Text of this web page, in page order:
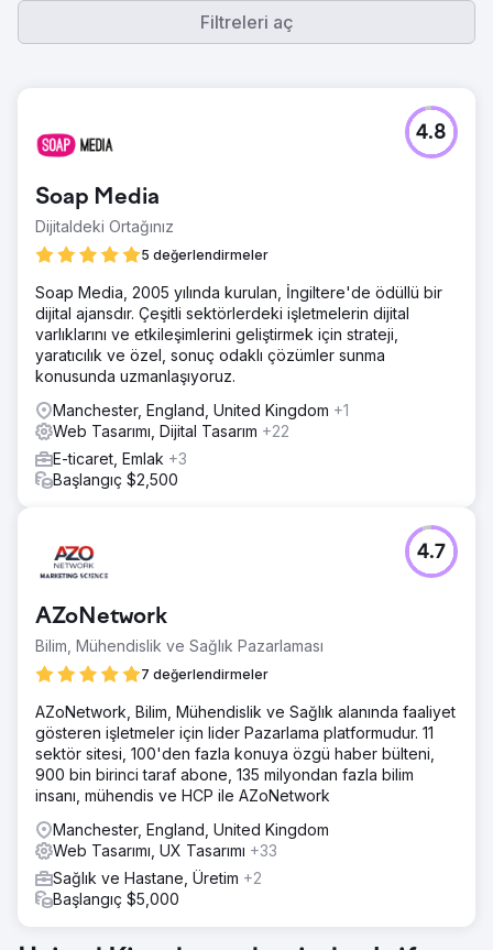
Filtreleri aç
Soap Media
Dijitaldeki Ortağınız
5 değerlendirmeler
4.8
Soap Media, 2005 yılında kurulan, İngiltere'de ödüllü bir
dijital ajansdır. Çeşitli sektörlerdeki işletmelerin dijital
varlıklarını ve etkileşimlerini geliştirmek için strateji,
yaratıcılık ve özel, sonuç odaklı çözümler sunma
konusunda uzmanlaşıyoruz.
Manchester, England, United Kingdom +1
Web Tasarımı, Dijital Tasarım +22
E-ticaret, Emlak +3
Başlangıç $2,500
AZoNetwork
Bilim, Mühendislik ve Sağlık Pazarlaması
7 değerlendirmeler
4.7
AZoNetwork, Bilim, Mühendislik ve Sağlık alanında faaliyet
gösteren işletmeler için lider Pazarlama platformudur. 11
sektör sitesi, 100'den fazla konuya özgü haber bülteni,
900 bin birinci taraf abone, 135 milyondan fazla bilim
insanı, mühendis ve HCP ile AZoNetwork
Manchester, England, United Kingdom
Web Tasarımı, UX Tasarımı +33
Sağlık ve Hastane, Üretim +2
Başlangıç $5,000